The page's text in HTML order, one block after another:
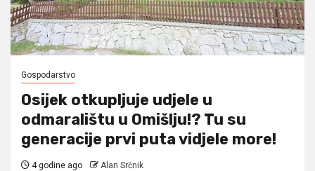
Gospodarstvo
Osijek otkupljuje udjele u
odmaralištu u Omišlju!? Tu su
generacije prvi puta vidjele more!
4 godine ago Alan Srčnik